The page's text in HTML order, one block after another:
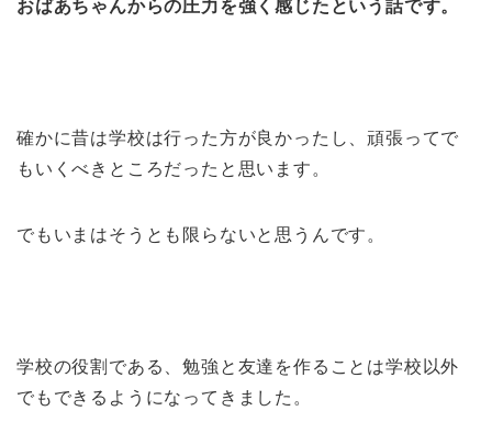
おばあちゃんからの圧力を強く感じたという話です。
確かに昔は学校は行った方が良かったし、頑張ってで
もいくべきところだったと思います。
でもいまはそうとも限らないと思うんです。
学校の役割である、勉強と友達を作ることは学校以外
でもできるようになってきました。